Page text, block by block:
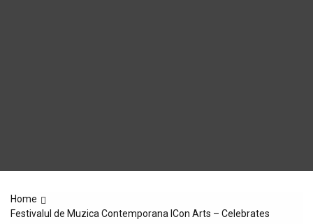
Home
Festivalul de Muzica Contemporana ICon Arts – Celebrates